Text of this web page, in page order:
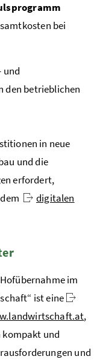
bei
und
den betrieblichen
in neue
und die
erfordert,
digitalen
im
ist eine
,
und
und